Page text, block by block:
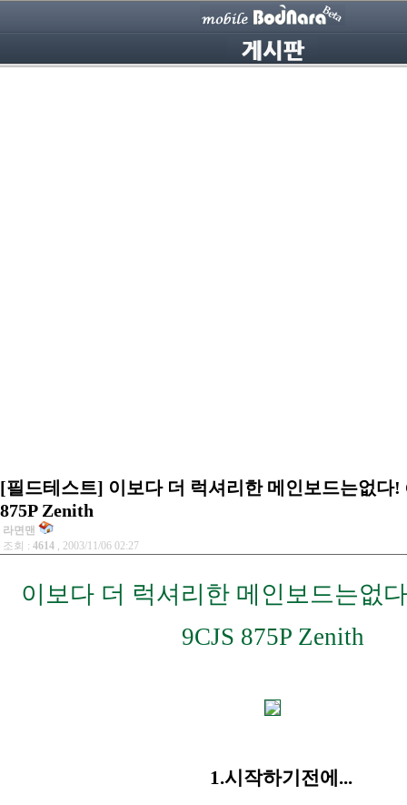
[필드테스트] 이보다 더 럭셔리한 메인보드는없다!
875P Zenith
라면맨
조회 : 4614 , 2003/11/06 02:27
이보다 더 럭셔리한 메인보드는없
9CJS 875P Zenith
1.시작하기전에...